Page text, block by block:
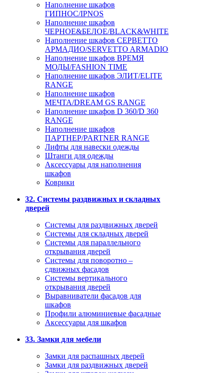
Наполнение шкафов
ГИПНОС/IPNOS
Наполнение шкафов
ЧЕРНОЕ&БЕЛОЕ/BLACK&WHITE
Наполнение шкафов СЕРВЕТТО
АРМАДИО/SERVETTO ARMADIO
Наполнение шкафов ВРЕМЯ
МОДЫ/FASHION TIME
Наполнение шкафов ЭЛИТ/ELITE
RANGE
Наполнение шкафов
МЕЧТА/DREAM GS RANGE
Наполнение шкафов D 360/D 360
RANGE
Наполнение шкафов
ПАРТНЕР/PARTNER RANGE
Лифты для навески одежды
Штанги для одежды
Аксессуары для наполнения
шкафов
Коврики
32. Системы раздвижных и складных
дверей
Системы для раздвижных дверей
Системы для складных дверей
Системы для параллельного
открывания дверей
Системы для поворотно –
сдвижных фасадов
Системы вертикального
открывания дверей
Выравниватели фасадов для
шкафов
Профили алюминиевые фасадные
Аксессуары для шкафов
33. Замки для мебели
Замки для распашных дверей
Замки для раздвижных дверей